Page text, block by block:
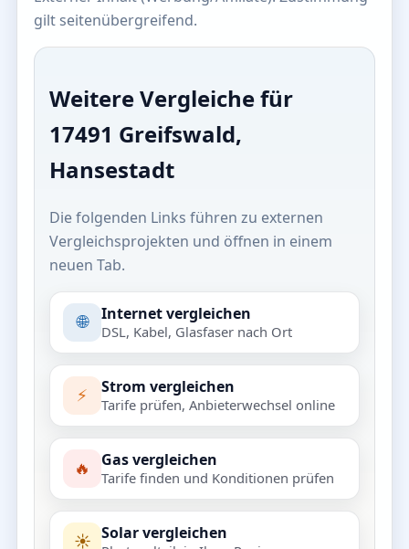
gilt seitenübergreifend.
Weitere Vergleiche für
17491 Greifswald,
Hansestadt
Die folgenden Links führen zu externen
Vergleichsprojekten und öffnen in einem
neuen Tab.
🌐 Internet vergleichen
DSL, Kabel, Glasfaser nach Ort
⚡ Strom vergleichen
Tarife prüfen, Anbieterwechsel online
🔥 Gas vergleichen
Tarife finden und Konditionen prüfen
☀️ Solar vergleichen